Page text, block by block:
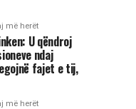
më herët
U qëndroj
ndaj
fajet e tij,
më herët